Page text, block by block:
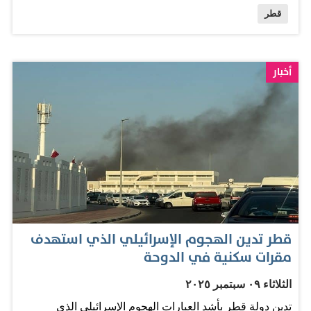
قطر
أخبار
قطر تدين الهجوم الإسرائيلي الذي استهدف
مقرات سكنية في الدوحة
الثلاثاء ٠٩ سبتمبر ٢٠٢٥
تدين دولة قطر بأشد العبارات الهجوم الإسرائيلي الذي